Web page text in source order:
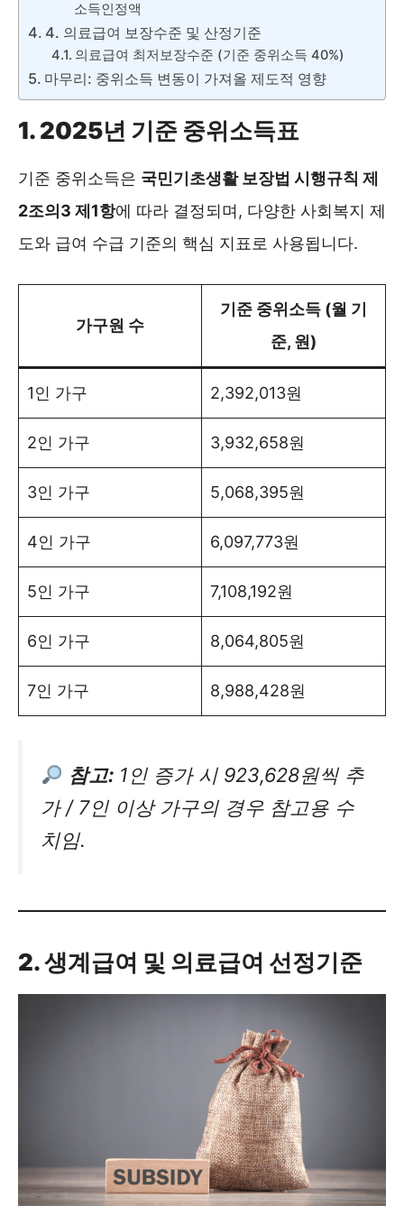
소득인정액
4. 의료급여 보장수준 및 산정기준
의료급여 최저보장수준 (기준 중위소득 40%)
마무리: 중위소득 변동이 가져올 제도적 영향
1. 2025년 기준 중위소득표
기준 중위소득은 국민기초생활 보장법 시행규칙 제
2조의3 제1항에 따라 결정되며, 다양한 사회복지 제
도와 급여 수급 기준의 핵심 지표로 사용됩니다.
가구원 수
기준 중위소득 (월 기
준, 원)
1인 가구 2,392,013원
2인 가구 3,932,658원
3인 가구 5,068,395원
4인 가구 6,097,773원
5인 가구 7,108,192원
6인 가구 8,064,805원
7인 가구 8,988,428원
참고:1인 증가 시 923,628원씩 추
가 / 7인 이상 가구의 경우 참고용 수
치임.
2. 생계급여 및 의료급여 선정기준